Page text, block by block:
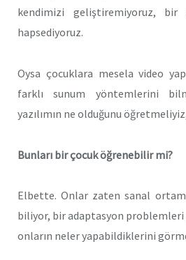
kendimizi geliştiremiyoruz, bir
hapsediyoruz.
Oysa çocuklara mesela video
farklı sunum yöntemlerini
yazılımın ne olduğunu
Bunları bir çocuk öğrenebilir mi?
Elbette. Onlar zaten sanal
biliyor, bir adaptasyon problemleri
onların neler yapabildiklerini